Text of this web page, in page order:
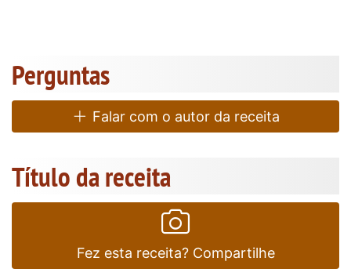
Perguntas
Falar com o autor da receita
Título da receita
Fez esta receita? Compartilhe